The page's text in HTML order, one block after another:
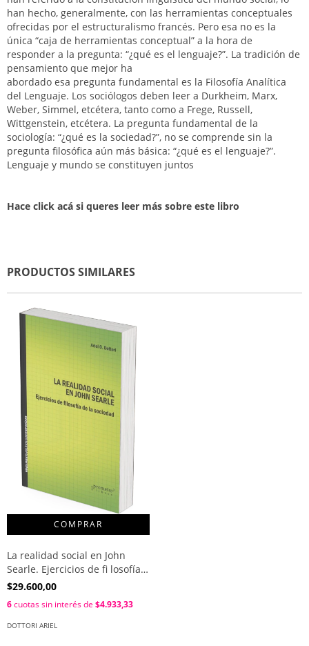
han hecho, generalmente, con las herramientas conceptuales
ofrecidas por el estructuralismo francés. Pero esa no es la
única “caja de herramientas conceptual” a la hora de
responder a la pregunta: “¿qué es el lenguaje?”. La tradición de
pensamiento que mejor ha
abordado esa pregunta fundamental es la Filosofía Analítica
del Lenguaje. Los sociólogos deben leer a Durkheim, Marx,
Weber, Simmel, etcétera, tanto como a Frege, Russell,
Wittgenstein, etcétera. La pregunta fundamental de la
sociología: “¿qué es la sociedad?”, no se comprende sin la
pregunta filosófica aún más básica: “¿qué es el lenguaje?”.
Lenguaje y mundo se constituyen juntos
Hace click acá si queres leer más sobre este libro
PRODUCTOS SIMILARES
La realidad social en John
Searle. Ejercicios de fi losofía
de la sociedad / Ariel Dottori
$29.600,00
6cuotas sin interés de $4.933,33
DOTTORI ARIEL